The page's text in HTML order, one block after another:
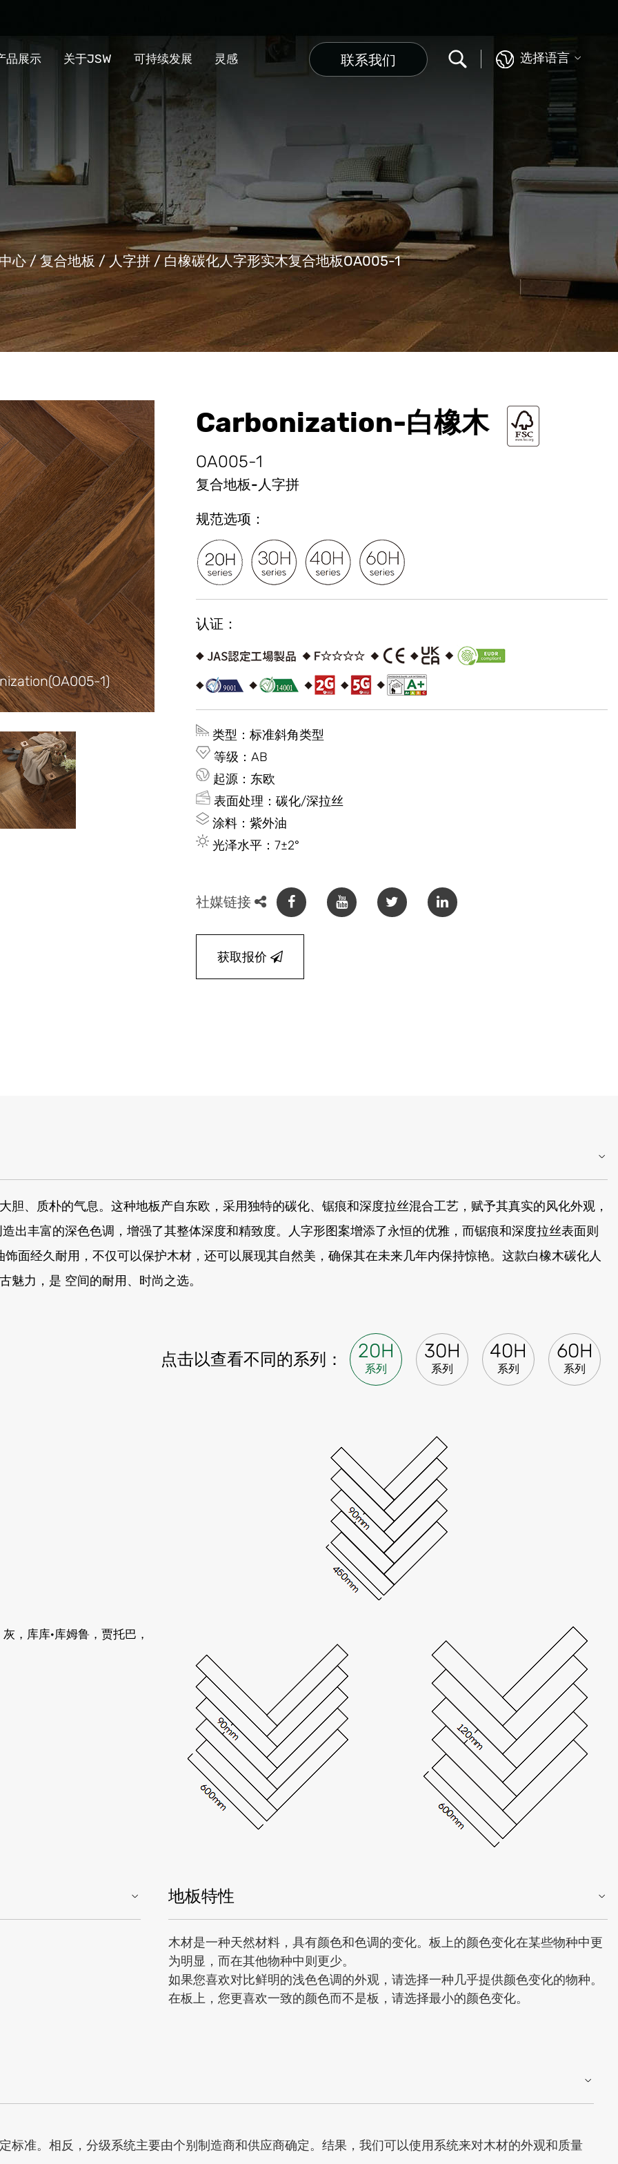
品展示 关于JSW 可持续发展 灵感 联系我们 选择语言
心/复合地板/人字拼/白橡碳化人字形实木复合地板OA005-1
1) Carbonization(OA005-1)
Carbonization-白橡木
OA005-1
复合地板-人字拼
规范选项：
认证：
类型：标准斜角类型
等级：AB
起源：东欧
表面处理：碳化/深拉丝
涂料：紫外油
光泽水平：7±2°
社媒链接
获取报价
胆、质朴的气息。这种地板产自东欧，采用独特的碳化、锯痕和深度拉丝混合工艺，赋予其真实的风化外观，
出丰富的深色色调，增强了其整体深度和精致度。人字形图案增添了永恒的优雅，而锯痕和深度拉丝表面则
面经久耐用，不仅可以保护木材，还可以展现其自然美，确保其在未来几年内保持惊艳。这款白橡木碳化人
力，是 空间的耐用、时尚之选。
点击以查看不同的系列： 20H
系列
30H
系列
40H
系列
60H
系列
，库库·库姆鲁，贾托巴，
地板特性
木材是一种天然材料，具有颜色和色调的变化。板上的颜色变化在某些物种中更
为明显，而在其他物种中则更少。
如果您喜欢对比鲜明的浅色色调的外观，请选择一种几乎提供颜色变化的物种。
在板上，您更喜欢一致的颜色而不是板，请选择最小的颜色变化。
标准。相反，分级系统主要由个别制造商和供应商确定。结果，我们可以使用系统来对木材的外观和质量